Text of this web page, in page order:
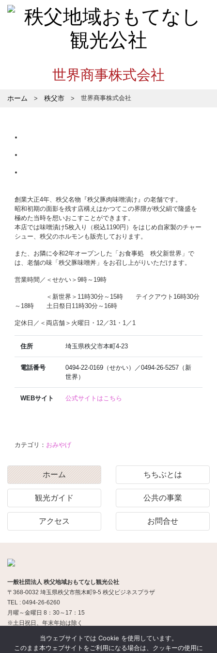
世界商事株式会社
ホーム 秩父市 世界商事株式会社
創業大正4年、秩父名物『秩父豚肉味噌漬け』の老舗です。
昭和初期の面影を残す店構えはかつてこの界隈が秩父絹で隆盛を
極めた当時を想いおこすことができます。
本店では味噌漬け5枚入り（税込1190円）をはじめ自家製のチャー
シュー、秩父のホルモンも販売しております。
また、お隣に令和2年オープンした「お食事処 秩父新世界」で
は、老舗の味「秩父豚味噌丼」をお召し上がりいただけます。
営業時間／＜せかい＞9時～19時
＜新世界＞11時30分～15時 テイクアウト16時30分
～18時 土日祭日11時30分～16時
定休日／＜両店舗＞火曜日・12／31・1／1
住所 埼玉県秩父市本町4-23
電話番号
0494-22-0169（せかい）／0494-26-5257（新
世界）
WEBサイト 公式サイトはこちら
カテゴリ： おみやげ
ホーム ちちぶとは
観光ガイド 公共の事業
アクセス お問合せ
一般社団法人 秩父地域おもてなし観光公社
〒368-0032 埼玉県秩父市熊木町9-5 秩父ビジネスプラザ
TEL : 0494-26-6260
月曜～金曜日 8：30～17：15
※土日祝日、年末年始は除く
© 一般社団法人 秩父地域おもてなし観光公社
当ウェブサイトでは Cookie を使用しています。
このまま本ウェブサイトをご利用になる場合は、クッキーの使用に